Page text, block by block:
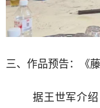
三、作品预告：《
据王世军介绍，